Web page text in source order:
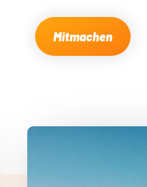
Mitmachen